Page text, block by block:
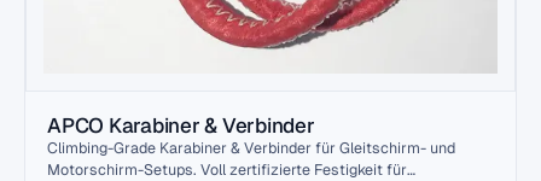
APCO Karabiner & Verbinder
Climbing-Grade Karabiner & Verbinder für Gleitschirm- und
Motorschirm-Setups. Voll zertifizierte Festigkeit für